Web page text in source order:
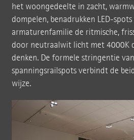
het woongedeelte in zacht,
dompelen, benadrukken LED-
armaturenfamilie de ritmische,
door neutraalwit licht met 4000K
denken. De formele stringentie
spanningsrailspots verbindt de
wijze.